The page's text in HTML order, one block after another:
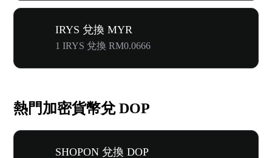
IRYS 兌換 MYR
1 IRYS 兌換 RM0.0666
熱門加密貨幣兌 DOP
SHOPON 兌換 DOP